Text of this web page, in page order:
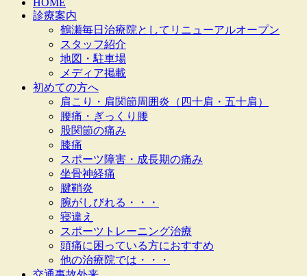
診療案内
鶴瀬毎日治療院としてリニューアルオープン
スタッフ紹介
地図・駐車場
メディア掲載
初めての方へ
肩こり・肩関節周囲炎（四十肩・五十肩）
腰痛・ぎっくり腰
股関節の痛み
膝痛
スポーツ障害・成長期の痛み
坐骨神経痛
腱鞘炎
腕がしびれる・・・
寝違え
スポーツトレーニング治療
頭痛に困っている方におすすめ
他の治療院では・・・